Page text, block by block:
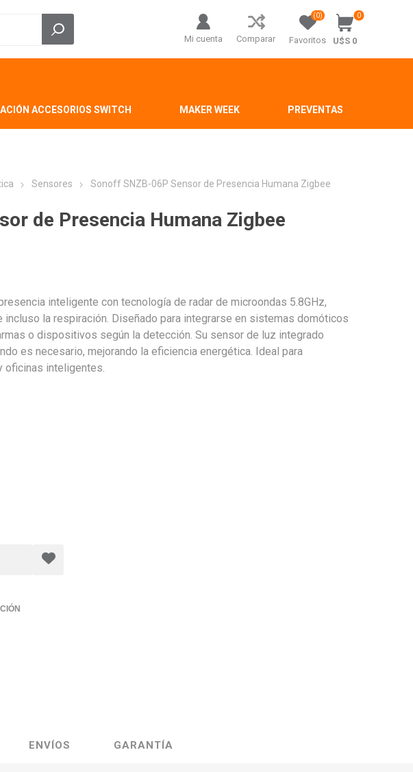
Mi cuenta Comparar Favoritos
(0) 0
U$S 0
ACCESORIOS SWITCH MAKER WEEK PREVENTAS
Sensores Sonoff SNZB-06P Sensor de Presencia Humana Zigbee
de Presencia Humana Zigbee
inteligente con tecnología de radar de microondas 5.8GHz,
la respiración. Diseñado para integrarse en sistemas domóticos
o dispositivos según la detección. Su sensor de luz integrado
es necesario, mejorando la eficiencia energética. Ideal para
oficinas inteligentes.
ENVÍOS GARANTÍA